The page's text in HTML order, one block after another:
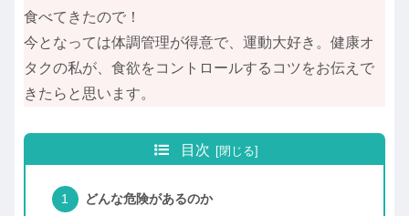
食べてきたので！
今となっては体調管理が得意で、運動大好き。健康オ
タクの私が、食欲をコントロールするコツをお伝えで
きたらと思います。
目次
どんな危険があるのか